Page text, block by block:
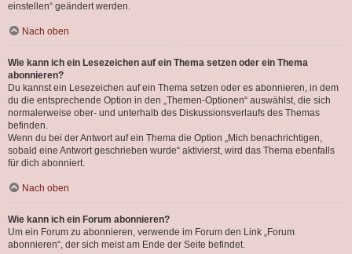
einstellen“ geändert werden.
Nach oben
Wie kann ich ein Lesezeichen auf ein Thema setzen oder ein Thema
abonnieren?
Du kannst ein Lesezeichen auf ein Thema setzen oder es abonnieren, in dem
du die entsprechende Option in den „Themen-Optionen“ auswählst, die sich
normalerweise ober- und unterhalb des Diskussionsverlaufs des Themas
befinden.
Wenn du bei der Antwort auf ein Thema die Option „Mich benachrichtigen,
sobald eine Antwort geschrieben wurde“ aktivierst, wird das Thema ebenfalls
für dich abonniert.
Nach oben
Wie kann ich ein Forum abonnieren?
Um ein Forum zu abonnieren, verwende im Forum den Link „Forum
abonnieren“, der sich meist am Ende der Seite befindet.